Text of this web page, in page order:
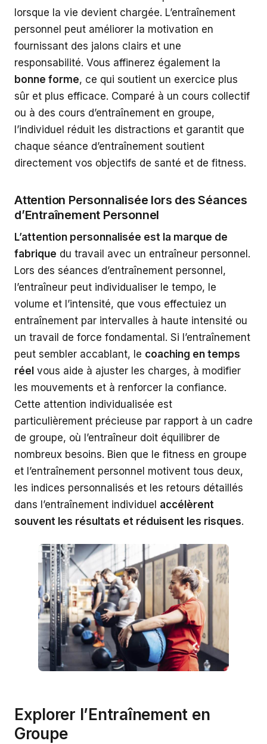
lorsque la vie devient chargée. L’entraînement
personnel peut améliorer la motivation en
fournissant des jalons clairs et une
responsabilité. Vous affinerez également la
bonne forme, ce qui soutient un exercice plus
sûr et plus efficace. Comparé à un cours collectif
ou à des cours d’entraînement en groupe,
l’individuel réduit les distractions et garantit que
chaque séance d’entraînement soutient
directement vos objectifs de santé et de fitness.
Attention Personnalisée lors des Séances
d’Entraînement Personnel
L’attention personnalisée est la marque de
fabrique du travail avec un entraîneur personnel.
Lors des séances d’entraînement personnel,
l’entraîneur peut individualiser le tempo, le
volume et l’intensité, que vous effectuiez un
entraînement par intervalles à haute intensité ou
un travail de force fondamental. Si l’entraînement
peut sembler accablant, le coaching en temps
réel vous aide à ajuster les charges, à modifier
les mouvements et à renforcer la confiance.
Cette attention individualisée est
particulièrement précieuse par rapport à un cadre
de groupe, où l’entraîneur doit équilibrer de
nombreux besoins. Bien que le fitness en groupe
et l’entraînement personnel motivent tous deux,
les indices personnalisés et les retours détaillés
dans l’entraînement individuel accélèrent
souvent les résultats et réduisent les risques.
Explorer l’Entraînement en
Groupe